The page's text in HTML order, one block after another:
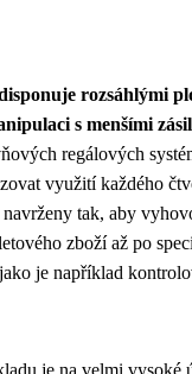
rozsáhlými
s menšími
regálových
využití každého
tak, aby
zboží až po
je například
je na velmi